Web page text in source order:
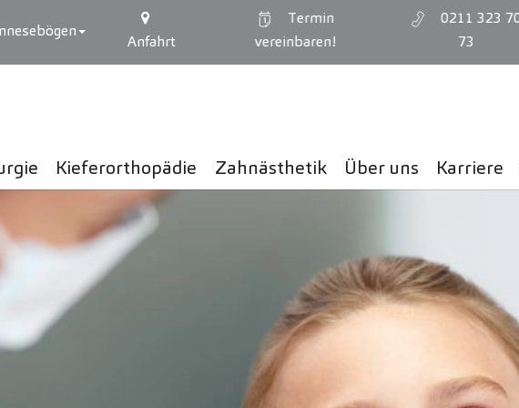
Anfahrt
Termin
vereinbaren!
0211 323 70
73
Kieferorthopädie Zahnästhetik Über uns Karriere